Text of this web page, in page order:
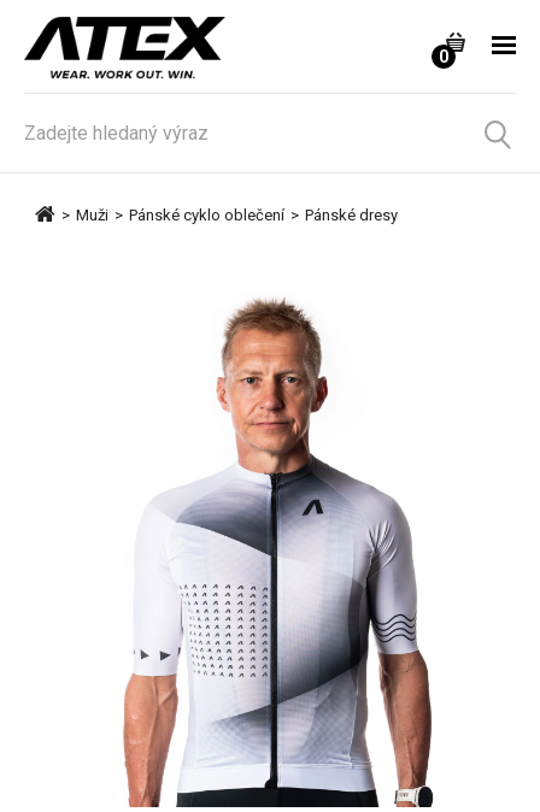
0
> Muži > Pánské cyklo oblečení > Pánské dresy